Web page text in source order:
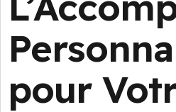
pour